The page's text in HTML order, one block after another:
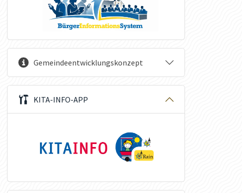
Gemeindeentwicklungskonzept
KITA-INFO-APP